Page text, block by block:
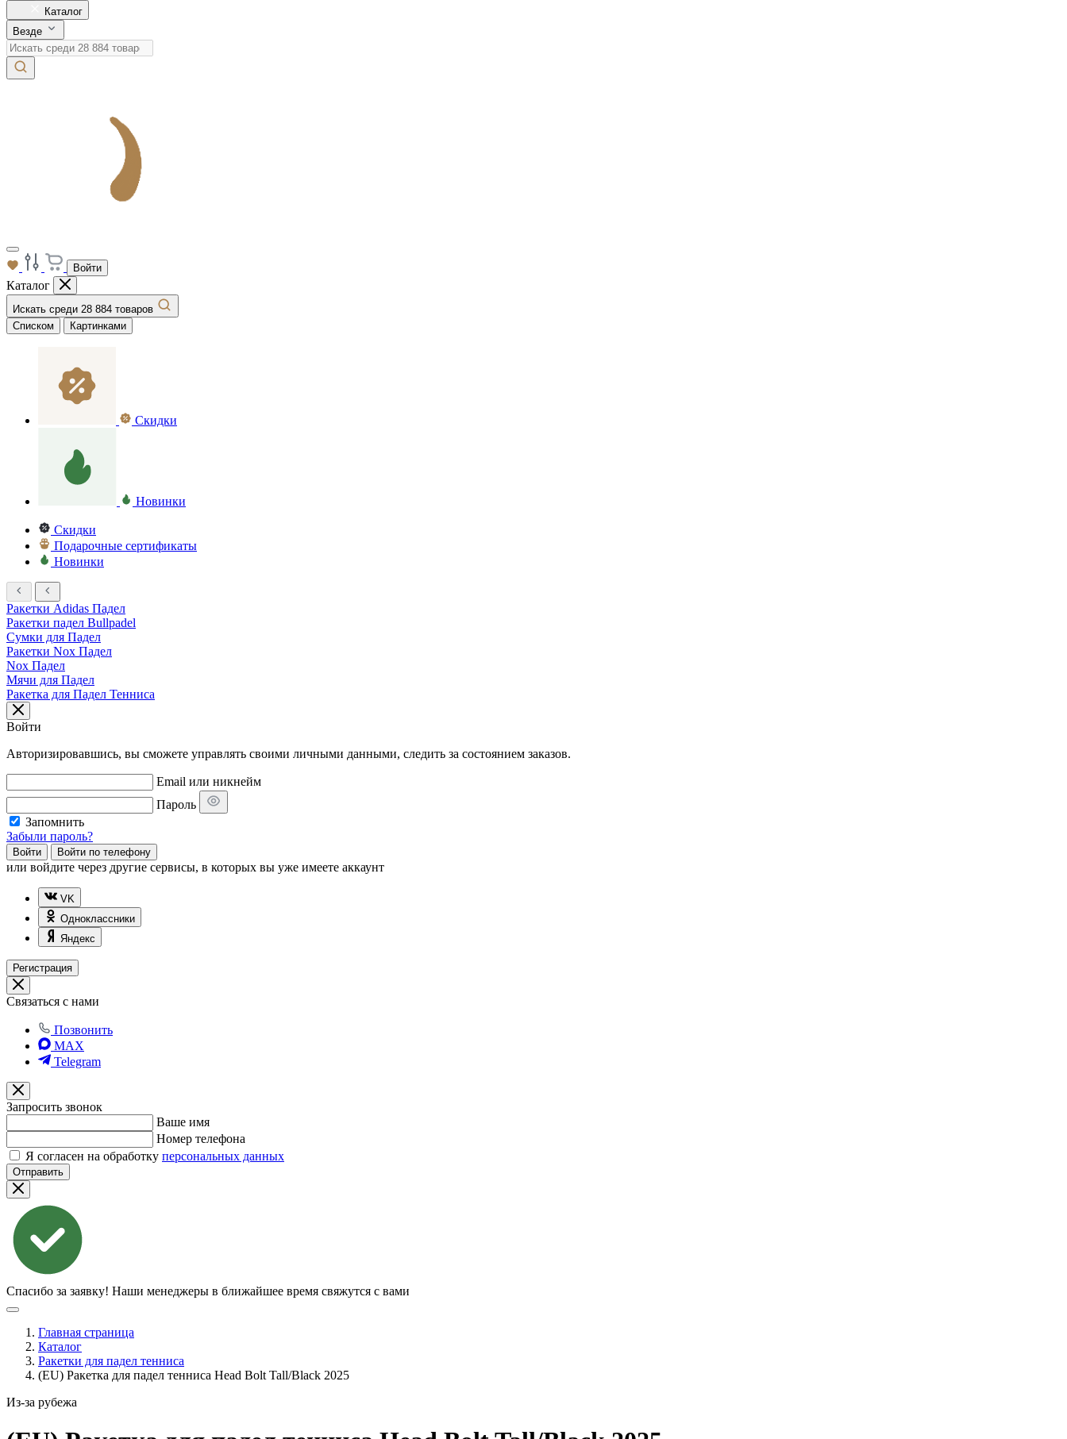
Каталог
Везде
Войти
Каталог
Искать среди 28 884 товаров
Списком
Картинками
Скидки
Новинки
Скидки
Подарочные сертификаты
Новинки
Ракетки Adidas Падел
Ракетки падел Bullpadel
Сумки для Падел
Ракетки Nox Падел
Nox Падел
Мячи для Падел
Ракетка для Падел Тенниса
Войти
Авторизировавшись, вы сможете управлять своими личными данными, следить за состоянием заказов.
Email или никнейм
Пароль
Запомнить
Забыли пароль?
Войти Войти по телефону
или войдите через другие сервисы, в которых вы уже имеете аккаунт
VK
Одноклассники
Яндекс
Регистрация
Связаться с нами
Позвонить
MAX
Telegram
Запросить звонок
Ваше имя
Номер телефона
Я согласен на обработку персональных данных
Отправить
Спасибо за заявку! Наши менеджеры в ближайшее время свяжутся с вами
Главная страница
Каталог
Ракетки для падел тенниса
(EU) Ракетка для падел тенниса Head Bolt Tall/Black 2025
Из-за рубежа